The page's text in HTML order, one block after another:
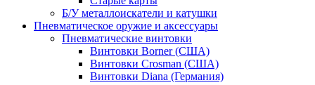
Б/У металлоискатели и катушки
Пневматическое оружие и аксессуары
Пневматические винтовки
Винтовки Borner (США)
Винтовки Crosman (США)
Винтовки Diana (Германия)